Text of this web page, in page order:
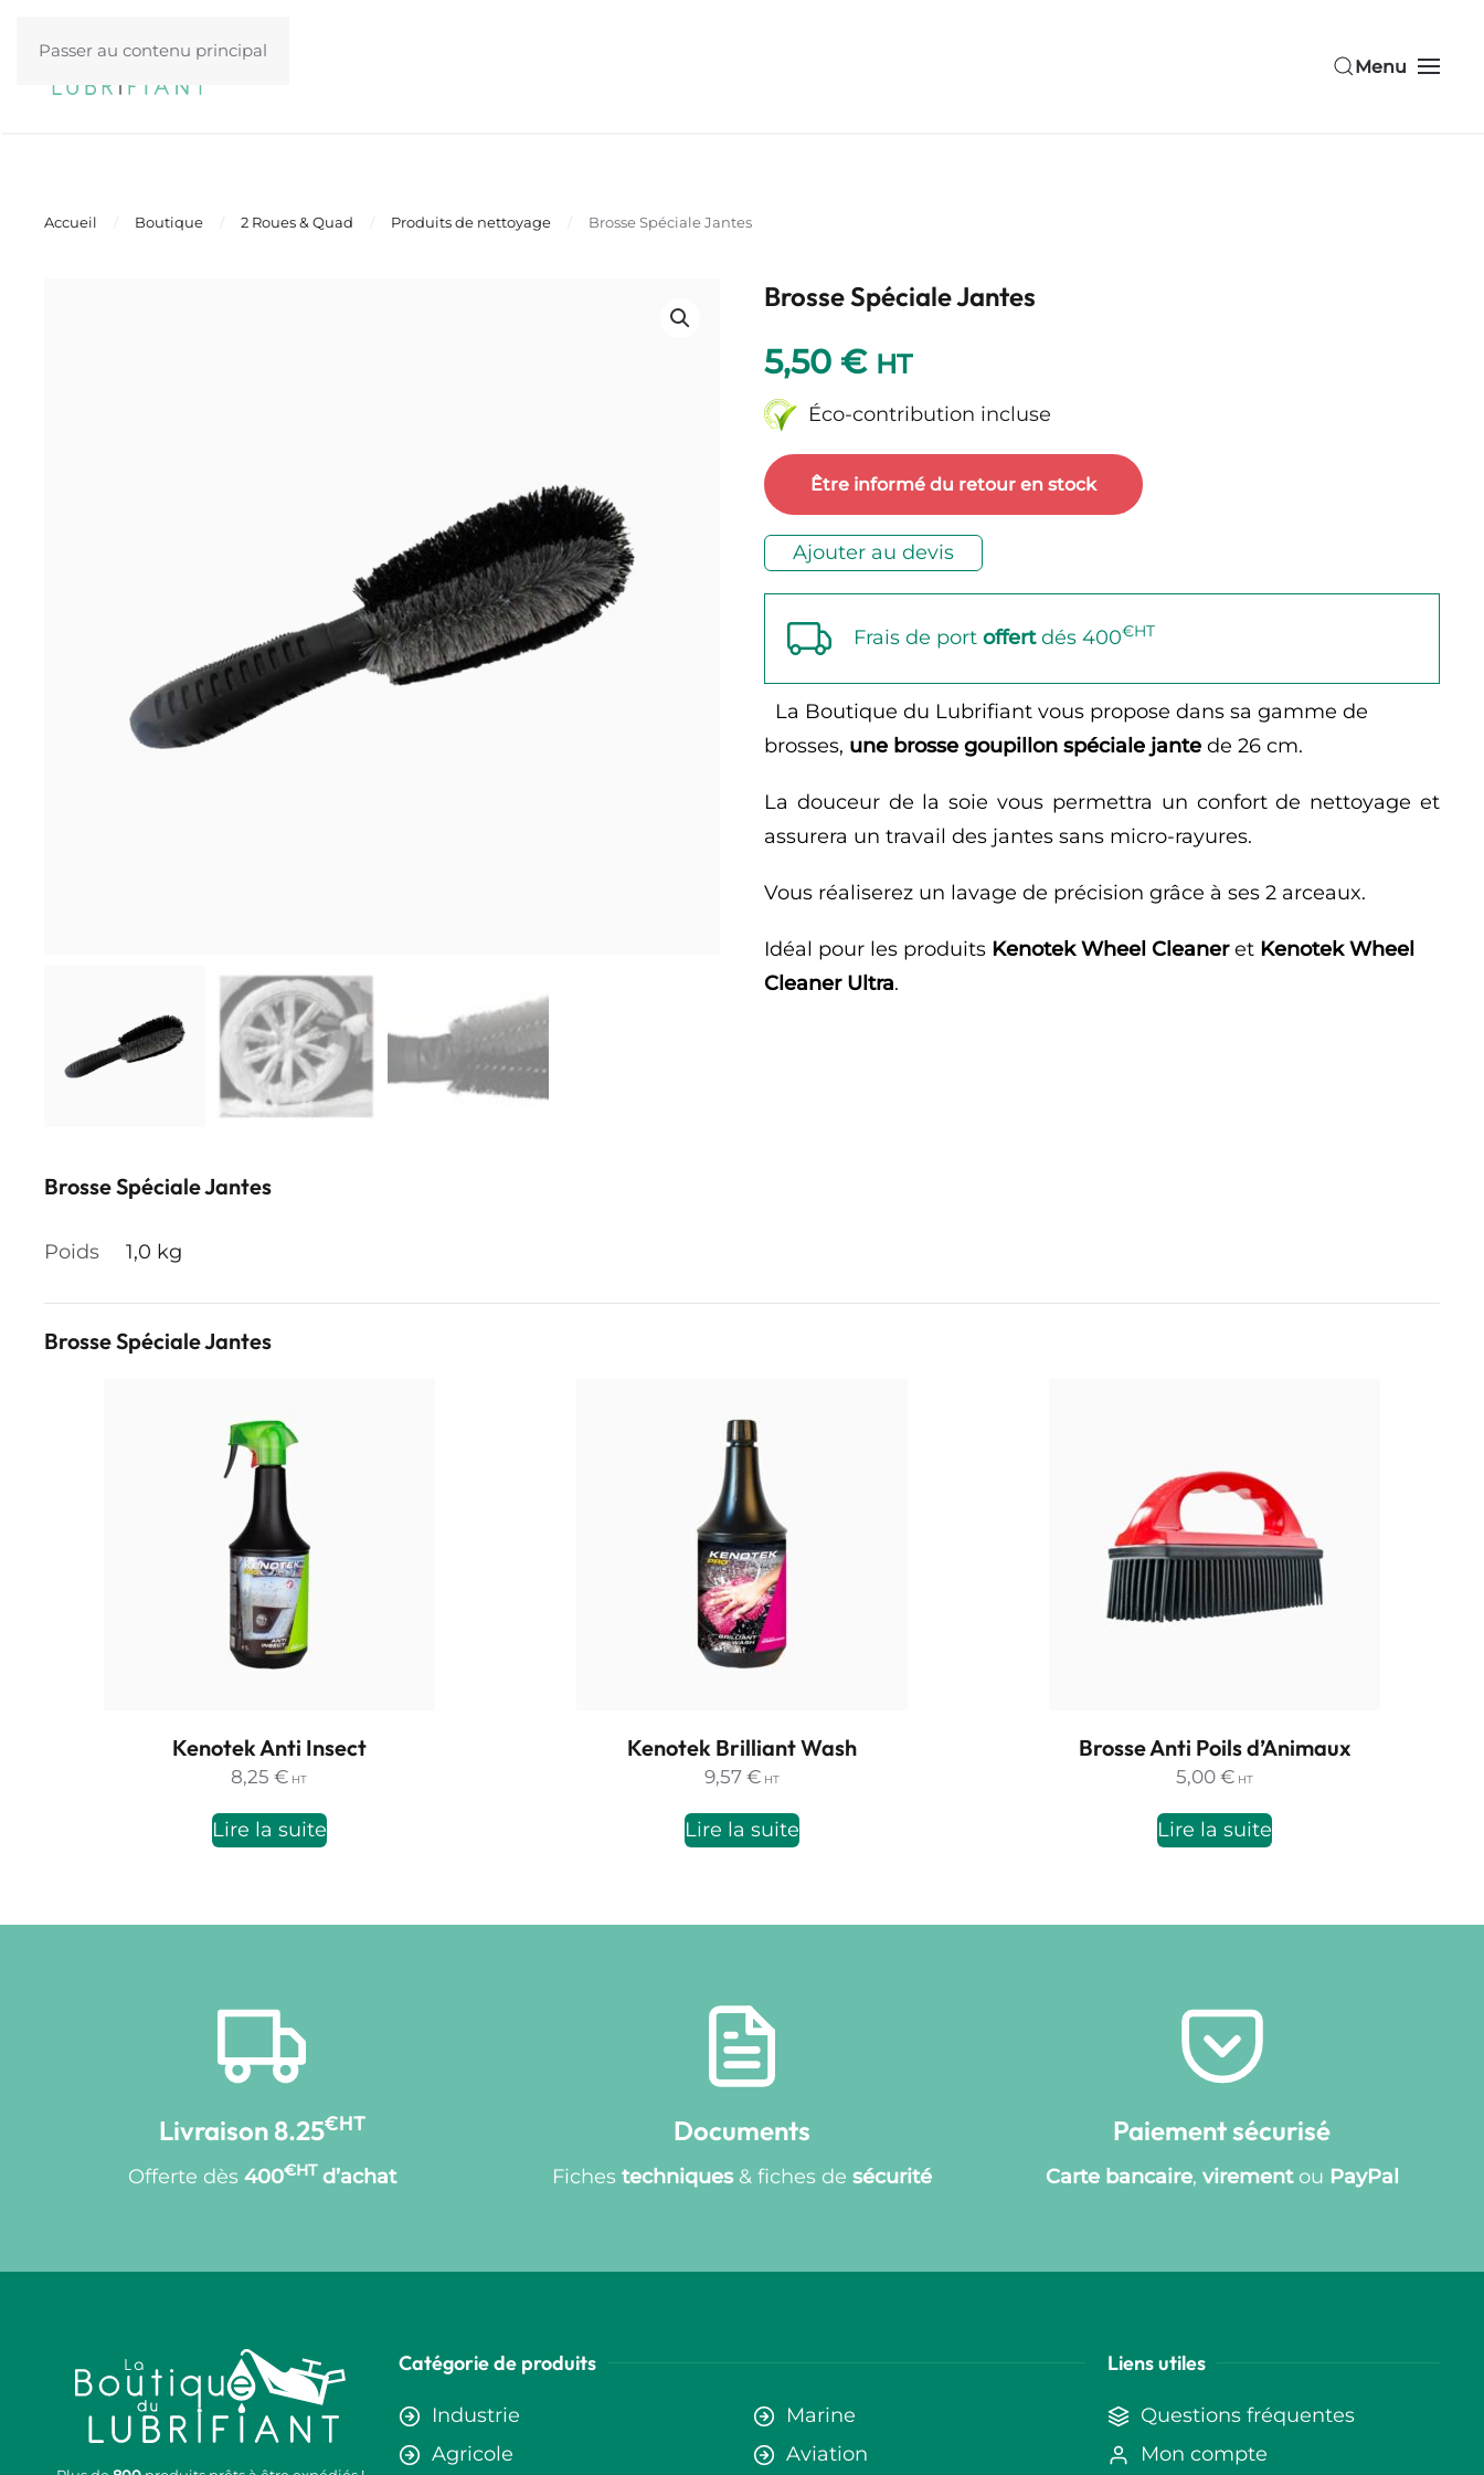
Passer au contenu principal
Menu
Accueil Boutique 2 Roues & Quad Produits de nettoyage Brosse Spéciale Jantes
Brosse Spéciale Jantes
Poids 1,0 kg
Brosse Spéciale Jantes
5,50 € HT
Éco-contribution incluse
Être informé du retour en stock
Ajouter au devis
Frais de port offertdés 400€HT
La Boutique du Lubrifiant vous propose dans sa gamme de
brosses, une brosse goupillon spéciale jante de 26 cm.
La douceur de la soie vous permettra un confort de nettoyage et
assurera un travail des jantes sans micro-rayures.
Vous réaliserez un lavage de précision grâce à ses 2 arceaux.
Idéal pour les produits Kenotek Wheel Cleaneret Kenotek Wheel
Cleaner Ultra.
Brosse Spéciale Jantes
Kenotek Anti Insect
8,25€ HT
Lire la suite
Kenotek Brilliant Wash
9,57 € HT
Lire la suite
Brosse Anti Poils d’Animaux
5,00 € HT
Lire la suite
Livraison 8.25€HT
Offerte dès 400€HT d’achat
Documents
Fiches techniques& fiches de sécurité
Paiement sécurisé
Carte bancaire, virementou PayPal
Catégorie de produits
Industrie
Agricole
Marine
Aviation
Liens utiles
Questions fréquentes
Mon compte